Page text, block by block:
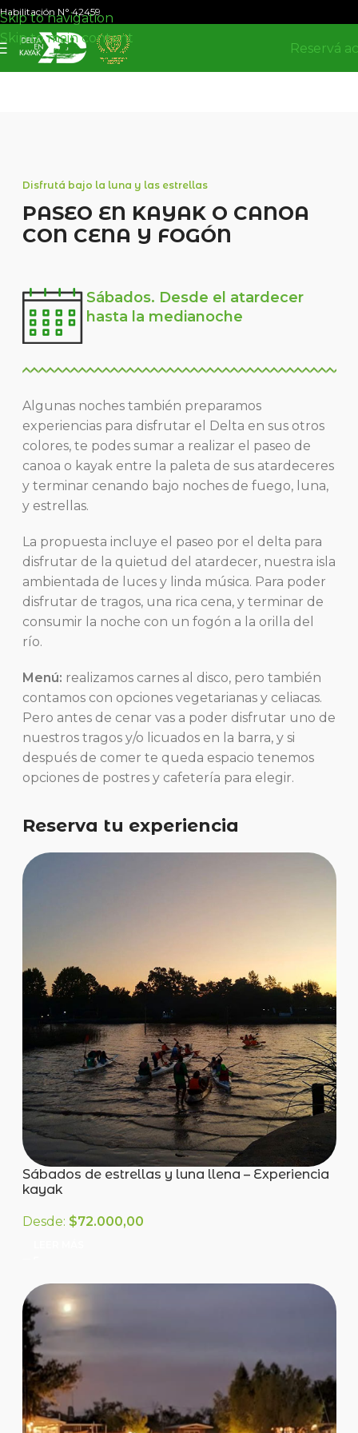
Skip to navigation
Skip to main content
Habilitación N° 42459
Reservá
Disfrutá bajo la luna y las estrellas
PASEO EN KAYAK O CANOA
CON CENA Y FOGÓN
Sábados. Desde el atardecer
hasta la medianoche
Algunas noches también preparamos
experiencias para disfrutar el Delta en sus otros
colores, te podes sumar a realizar el paseo de
canoa o kayak entre la paleta de sus atardeceres
y terminar cenando bajo noches de fuego, luna,
y estrellas.
La propuesta incluye el paseo por el delta para
disfrutar de la quietud del atardecer, nuestra isla
ambientada de luces y linda música. Para poder
disfrutar de tragos, una rica cena, y terminar de
consumir la noche con un fogón a la orilla del
río.
Menú: realizamos carnes al disco, pero también
contamos con opciones vegetarianas y celiacas.
Pero antes de cenar vas a poder disfrutar uno de
nuestros tragos y/o licuados en la barra, y si
después de comer te queda espacio tenemos
opciones de postres y cafetería para elegir.
Reserva tu experiencia
Sábados de estrellas y luna llena – Experiencia
kayak
Desde: $72.000,00